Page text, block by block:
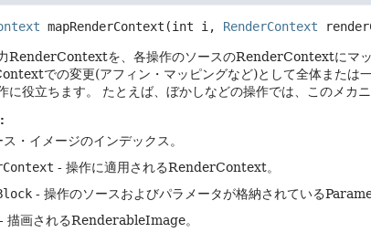
mapRenderContext (int i, RenderContext
RenderContextを、各操作のソースのRenderContextにマッ
での変更(アフィン・マッピングなど)として全体または
に役立ちます。
たとえば、ぼかしなどの操作では、このメカ
・イメージのインデックス。
- 操作に適用されるRenderContext。
- 操作のソースおよびパラメータが格納されている
描画されるRenderableImage。